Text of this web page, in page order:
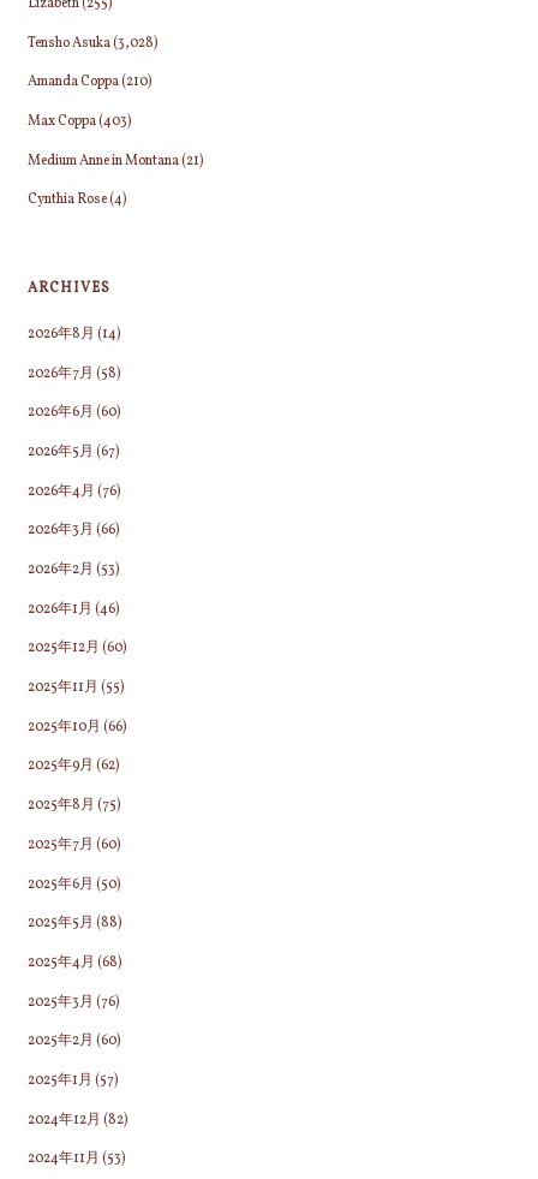
Tensho Asuka(3,028)
Amanda Coppa(210)
Max Coppa(403)
Medium Anne in Montana(21)
Cynthia Rose(4)
ARCHIVES
2026年8月 (14)
2026年7月 (58)
2026年6月 (60)
2026年5月 (67)
2026年4月 (76)
2026年3月 (66)
2026年2月 (53)
2026年1月 (46)
2025年12月 (60)
2025年11月 (55)
2025年10月 (66)
2025年9月 (62)
2025年8月 (75)
2025年7月 (60)
2025年6月 (50)
2025年5月 (88)
2025年4月 (68)
2025年3月 (76)
2025年2月 (60)
2025年1月 (57)
2024年12月 (82)
2024年11月 (53)